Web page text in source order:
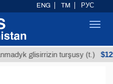
glisirrizin turşusy (t.) $12935,18
ENG TM РУС